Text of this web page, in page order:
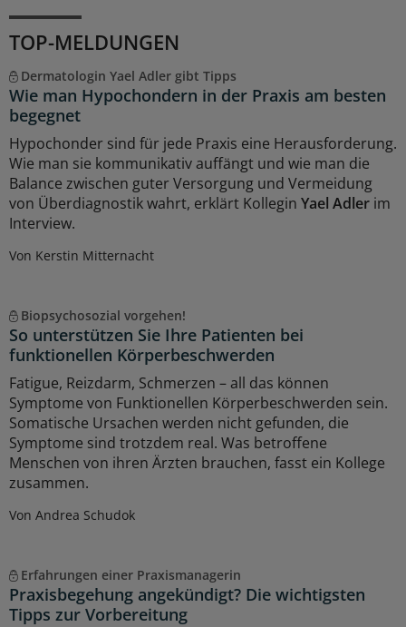
TOP-MELDUNGEN
Dermatologin Yael Adler gibt Tipps
Wie man Hypochondern in der Praxis am besten
begegnet
Hypochonder sind für jede Praxis eine Herausforderung.
Wie man sie kommunikativ auffängt und wie man die
Balance zwischen guter Versorgung und Vermeidung
von Überdiagnostik wahrt, erklärt Kollegin Yael Adler im
Interview.
Von Kerstin Mitternacht
Biopsychosozial vorgehen!
So unterstützen Sie Ihre Patienten bei
funktionellen Körperbeschwerden
Fatigue, Reizdarm, Schmerzen – all das können
Symptome von Funktionellen Körperbeschwerden sein.
Somatische Ursachen werden nicht gefunden, die
Symptome sind trotzdem real. Was betroffene
Menschen von ihren Ärzten brauchen, fasst ein Kollege
zusammen.
Von Andrea Schudok
Erfahrungen einer Praxismanagerin
Praxisbegehung angekündigt? Die wichtigsten
Tipps zur Vorbereitung